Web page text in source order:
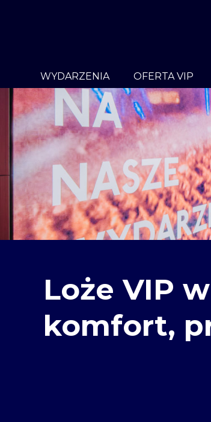
WYDARZENIA OFERTA VIP
Loże VIP
komfort,